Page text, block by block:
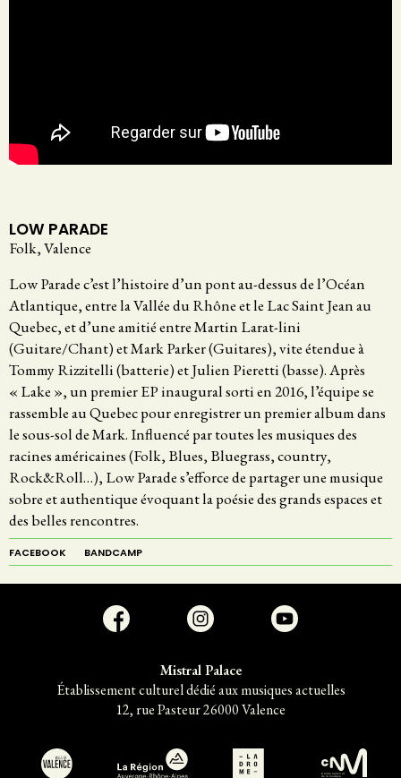
LOW PARADE
Folk, Valence
Low Parade c’est l’histoire d’un pont au-dessus de l’Océan
Atlantique, entre la Vallée du Rhône et le Lac Saint Jean au
Quebec, et d’une amitié entre Martin Larat-lini
(Guitare/Chant) et Mark Parker (Guitares), vite étendue à
Tommy Rizzitelli (batterie) et Julien Pieretti (basse). Après
« Lake », un premier EP inaugural sorti en 2016, l’équipe se
rassemble au Quebec pour enregistrer un premier album dans
le sous-sol de Mark. Influencé par toutes les musiques des
racines américaines (Folk, Blues, Bluegrass, country,
Rock&Roll…), Low Parade s’efforce de partager une musique
sobre et authentique évoquant la poésie des grands espaces et
des belles rencontres.
FACEBOOK BANDCAMP
Mistral Palace
Établissement culturel dédié aux musiques actuelles
12, rue Pasteur 26000 Valence
C entre national
d e la m usique